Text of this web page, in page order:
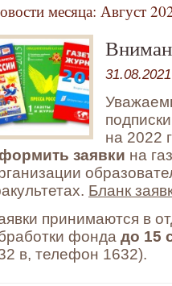
месяца: Август
31.08.2021
на 2022
заявки на
Бланк
принимаются в
фонда до 15
в, телефон 1632).